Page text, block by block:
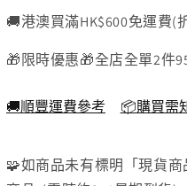
(SKU):
實
平
角
木
色
角
木
色
🚚港澳買滿HK$600免運費(
🎁限時優惠🎁全店全單2件
🚚順豐運費參考 📦購買需
🧩如商品未有標明「現貨